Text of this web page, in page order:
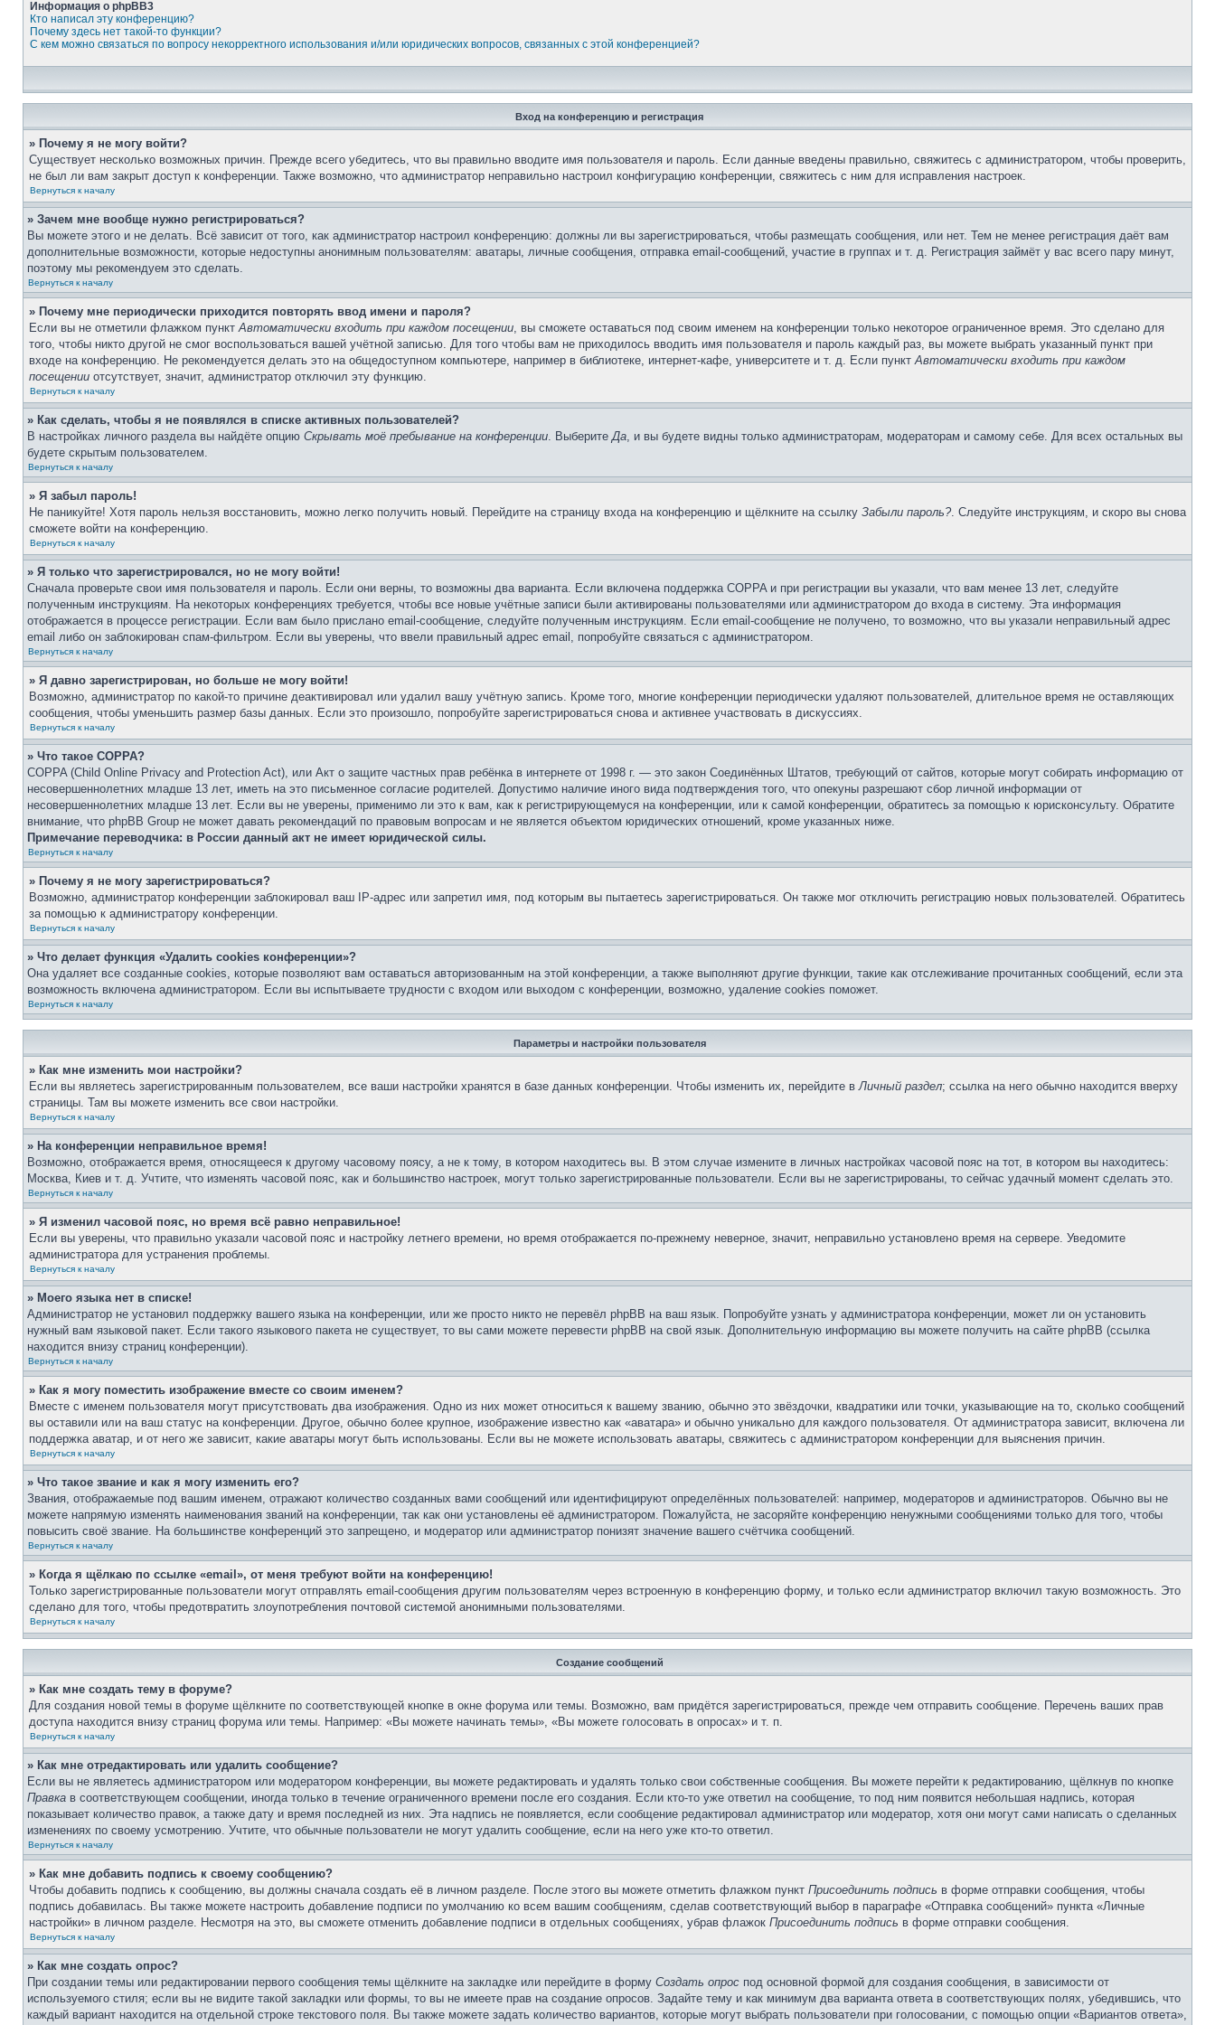
Информация о phpBB3
Кто написал эту конференцию?
Почему здесь нет такой-то функции?
С кем можно связаться по вопросу некорректного использования и/или юридических вопросов, связанных с этой конференцией?
Вход на конференцию и регистрация
» Почему я не могу войти?
Существует несколько возможных причин. Прежде всего убедитесь, что вы правильно вводите имя пользователя и пароль. Если данные введены правильно, свяжитесь с администратором, чтобы проверить,
не был ли вам закрыт доступ к конференции. Также возможно, что администратор неправильно настроил конфигурацию конференции, свяжитесь с ним для исправления настроек.
Вернуться к началу
» Зачем мне вообще нужно регистрироваться?
Вы можете этого и не делать. Всё зависит от того, как администратор настроил конференцию: должны ли вы зарегистрироваться, чтобы размещать сообщения, или нет. Тем не менее регистрация даёт вам
дополнительные возможности, которые недоступны анонимным пользователям: аватары, личные сообщения, отправка email-сообщений, участие в группах и т. д. Регистрация займёт у вас всего пару минут,
поэтому мы рекомендуем это сделать.
Вернуться к началу
» Почему мне периодически приходится повторять ввод имени и пароля?
Если вы не отметили флажком пунктАвтоматически входить при каждом посещении, вы сможете оставаться под своим именем на конференции только некоторое ограниченное время. Это сделано для
того, чтобы никто другой не смог воспользоваться вашей учётной записью. Для того чтобы вам не приходилось вводить имя пользователя и пароль каждый раз, вы можете выбрать указанный пункт при
входе на конференцию. Не рекомендуется делать это на общедоступном компьютере, например в библиотеке, интернет-кафе, университете и т. д. Если пунктАвтоматически входить при каждом
посещении отсутствует, значит, администратор отключил эту функцию.
Вернуться к началу
» Как сделать, чтобы я не появлялся в списке активных пользователей?
В настройках личного раздела вы найдёте опцию Скрывать моё пребывание на конференции. ВыберитеДа, и вы будете видны только администраторам, модераторам и самому себе. Для всех остальных вы
будете скрытым пользователем.
Вернуться к началу
» Я забыл пароль!
Не паникуйте! Хотя пароль нельзя восстановить, можно легко получить новый. Перейдите на страницу входа на конференцию и щёлкните на ссылку Забыли пароль?. Следуйте инструкциям, и скоро вы снова
сможете войти на конференцию.
Вернуться к началу
» Я только что зарегистрировался, но не могу войти!
Сначала проверьте свои имя пользователя и пароль. Если они верны, то возможны два варианта. Если включена поддержка COPPA и при регистрации вы указали, что вам менее 13 лет, следуйте
полученным инструкциям. На некоторых конференциях требуется, чтобы все новые учётные записи были активированы пользователями или администратором до входа в систему. Эта информация
отображается в процессе регистрации. Если вам было прислано email-сообщение, следуйте полученным инструкциям. Если email-сообщение не получено, то возможно, что вы указали неправильный адрес
email либо он заблокирован спам-фильтром. Если вы уверены, что ввели правильный адрес email, попробуйте связаться с администратором.
Вернуться к началу
» Я давно зарегистрирован, но больше не могу войти!
Возможно, администратор по какой-то причине деактивировал или удалил вашу учётную запись. Кроме того, многие конференции периодически удаляют пользователей, длительное время не оставляющих
сообщения, чтобы уменьшить размер базы данных. Если это произошло, попробуйте зарегистрироваться снова и активнее участвовать в дискуссиях.
Вернуться к началу
» Что такое COPPA?
COPPA (Child Online Privacy and Protection Act), или Акт о защите частных прав ребёнка в интернете от 1998 г. — это закон Соединённых Штатов, требующий от сайтов, которые могут собирать информацию от
несовершеннолетних младше 13 лет, иметь на это письменное согласие родителей. Допустимо наличие иного вида подтверждения того, что опекуны разрешают сбор личной информации от
несовершеннолетних младше 13 лет. Если вы не уверены, применимо ли это к вам, как к регистрирующемуся на конференции, или к самой конференции, обратитесь за помощью к юрисконсульту. Обратите
внимание, что phpBB Group не может давать рекомендаций по правовым вопросам и не является объектом юридических отношений, кроме указанных ниже.
Примечание переводчика: в России данный акт не имеет юридической силы.
Вернуться к началу
» Почему я не могу зарегистрироваться?
Возможно, администратор конференции заблокировал ваш IP-адрес или запретил имя, под которым вы пытаетесь зарегистрироваться. Он также мог отключить регистрацию новых пользователей. Обратитесь
за помощью к администратору конференции.
Вернуться к началу
» Что делает функция «Удалить cookies конференции»?
Она удаляет все созданные cookies, которые позволяют вам оставаться авторизованным на этой конференции, а также выполняют другие функции, такие как отслеживание прочитанных сообщений, если эта
возможность включена администратором. Если вы испытываете трудности с входом или выходом с конференции, возможно, удаление cookies поможет.
Вернуться к началу
Параметры и настройки пользователя
» Как мне изменить мои настройки?
Если вы являетесь зарегистрированным пользователем, все ваши настройки хранятся в базе данных конференции. Чтобы изменить их, перейдите вЛичный раздел; ссылка на него обычно находится вверху
страницы. Там вы можете изменить все свои настройки.
Вернуться к началу
» На конференции неправильное время!
Возможно, отображается время, относящееся к другому часовому поясу, а не к тому, в котором находитесь вы. В этом случае измените в личных настройках часовой пояс на тот, в котором вы находитесь:
Москва, Киев и т. д. Учтите, что изменять часовой пояс, как и большинство настроек, могут только зарегистрированные пользователи. Если вы не зарегистрированы, то сейчас удачный момент сделать это.
Вернуться к началу
» Я изменил часовой пояс, но время всё равно неправильное!
Если вы уверены, что правильно указали часовой пояс и настройку летнего времени, но время отображается по-прежнему неверное, значит, неправильно установлено время на сервере. Уведомите
администратора для устранения проблемы.
Вернуться к началу
» Моего языка нет в списке!
Администратор не установил поддержку вашего языка на конференции, или же просто никто не перевёл phpBB на ваш язык. Попробуйте узнать у администратора конференции, может ли он установить
нужный вам языковой пакет. Если такого языкового пакета не существует, то вы сами можете перевести phpBB на свой язык. Дополнительную информацию вы можете получить на сайте phpBB (ссылка
находится внизу страниц конференции).
Вернуться к началу
» Как я могу поместить изображение вместе со своим именем?
Вместе с именем пользователя могут присутствовать два изображения. Одно из них может относиться к вашему званию, обычно это звёздочки, квадратики или точки, указывающие на то, сколько сообщений
вы оставили или на ваш статус на конференции. Другое, обычно более крупное, изображение известно как «аватара» и обычно уникально для каждого пользователя. От администратора зависит, включена ли
поддержка аватар, и от него же зависит, какие аватары могут быть использованы. Если вы не можете использовать аватары, свяжитесь с администратором конференции для выяснения причин.
Вернуться к началу
» Что такое звание и как я могу изменить его?
Звания, отображаемые под вашим именем, отражают количество созданных вами сообщений или идентифицируют определённых пользователей: например, модераторов и администраторов. Обычно вы не
можете напрямую изменять наименования званий на конференции, так как они установлены её администратором. Пожалуйста, не засоряйте конференцию ненужными сообщениями только для того, чтобы
повысить своё звание. На большинстве конференций это запрещено, и модератор или администратор понизят значение вашего счётчика сообщений.
Вернуться к началу
» Когда я щёлкаю по ссылке «email», от меня требуют войти на конференцию!
Только зарегистрированные пользователи могут отправлять email-сообщения другим пользователям через встроенную в конференцию форму, и только если администратор включил такую возможность. Это
сделано для того, чтобы предотвратить злоупотребления почтовой системой анонимными пользователями.
Вернуться к началу
Создание сообщений
» Как мне создать тему в форуме?
Для создания новой темы в форуме щёлкните по соответствующей кнопке в окне форума или темы. Возможно, вам придётся зарегистрироваться, прежде чем отправить сообщение. Перечень ваших прав
доступа находится внизу страниц форума или темы. Например: «Вы можете начинать темы», «Вы можете голосовать в опросах» и т. п.
Вернуться к началу
» Как мне отредактировать или удалить сообщение?
Если вы не являетесь администратором или модератором конференции, вы можете редактировать и удалять только свои собственные сообщения. Вы можете перейти к редактированию, щёлкнув по кнопке
Правка в соответствующем сообщении, иногда только в течение ограниченного времени после его создания. Если кто-то уже ответил на сообщение, то под ним появится небольшая надпись, которая
показывает количество правок, а также дату и время последней из них. Эта надпись не появляется, если сообщение редактировал администратор или модератор, хотя они могут сами написать о сделанных
изменениях по своему усмотрению. Учтите, что обычные пользователи не могут удалить сообщение, если на него уже кто-то ответил.
Вернуться к началу
» Как мне добавить подпись к своему сообщению?
Чтобы добавить подпись к сообщению, вы должны сначала создать её в личном разделе. После этого вы можете отметить флажком пункт Присоединить подпись в форме отправки сообщения, чтобы
подпись добавилась. Вы также можете настроить добавление подписи по умолчанию ко всем вашим сообщениям, сделав соответствующий выбор в параграфе «Отправка сообщений» пункта «Личные
настройки» в личном разделе. Несмотря на это, вы сможете отменить добавление подписи в отдельных сообщениях, убрав флажок Присоединить подпись в форме отправки сообщения.
Вернуться к началу
» Как мне создать опрос?
При создании темы или редактировании первого сообщения темы щёлкните на закладке или перейдите в форму Создать опрос под основной формой для создания сообщения, в зависимости от
используемого стиля; если вы не видите такой закладки или формы, то вы не имеете прав на создание опросов. Задайте тему и как минимум два варианта ответа в соответствующих полях, убедившись, что
каждый вариант находится на отдельной строке текстового поля. Вы также можете задать количество вариантов, которые могут выбрать пользователи при голосовании, с помощью опции «Вариантов ответа»,